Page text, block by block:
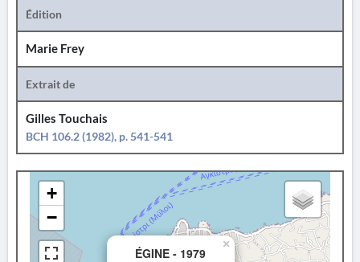
Édition
Marie Frey
Extrait de
Gilles Touchais
BCH 106.2 (1982), p. 541-541
ÉGINE - 1979
×
+
−